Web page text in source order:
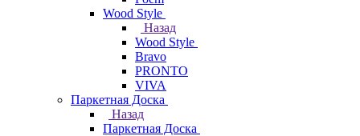
Wood Style
Назад
Wood Style
Bravo
PRONTO
VIVA
Паркетная Доска
Назад
Паркетная Доска